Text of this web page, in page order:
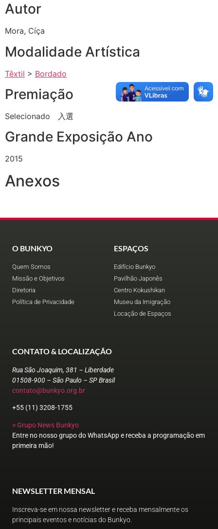
Autor
Mora, Cíça
Modalidade Artística
Têxtil > Bordado
Premiação
Selecionado 入選
Grande Exposição Ano
2015
Anexos
O BUNKYO
Quem Somos
Missão e Objetivos
Diretoria
Política de Privacidade
ESPAÇOS
Edifício Bunkyo
Pavilhão Japonês
Centro Kokushikan
Museu da Imigração
Locação de Espaços
CONTATO & LOCALIZAÇÃO
Rua São Joaquim, 381 – Liberdade
01508-900 – São Paulo – SP Brasil
contato@bunkyo.org.br
+55 (11) 3208-1755
> Grupo News Bunkyo
Entre no nosso grupo do WhatsApp e receba a programação em
primeira mão!
NEWSLETTER MENSAL
Inscreva-se em nossa newsletter e receba mensalmente os
principais eventos e notícias do Bunkyo.